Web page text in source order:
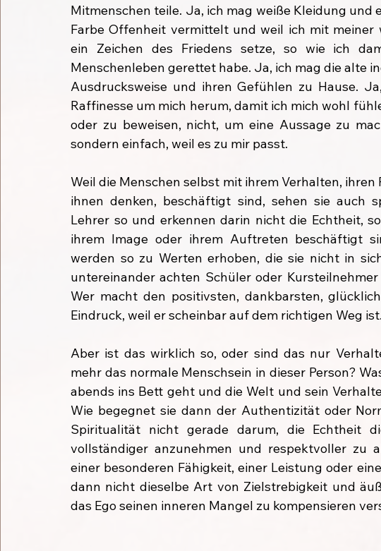
Mitmenschen teile. Ja, ich mag weiße Kleidung und
Farbe Offenheit vermittelt und weil ich mit meiner
ein Zeichen des Friedens setze, so wie ich
Menschenleben gerettet habe. Ja, ich mag die alte
Ausdrucksweise und ihren Gefühlen zu Hause.
Raffinesse um mich herum, damit ich mich wohl
oder zu beweisen, nicht, um eine Aussage zu
sondern einfach, weil es zu mir passt.
Weil die Menschen selbst mit ihrem Verhalten,
ihnen denken, beschäftigt sind, sehen sie auch
Lehrer so und erkennen darin nicht die Echtheit,
ihrem Image oder ihrem Auftreten beschäftigt
werden so zu Werten erhoben, die sie nicht in
untereinander achten Schüler oder
Wer macht den positivsten, dankbarsten,
Eindruck, weil er scheinbar auf dem richtigen Weg ist.
Aber ist das wirklich so, oder sind das nur
mehr das normale Menschsein in dieser Person?
abends ins Bett geht und die Welt und sein
Wie begegnet sie dann der Authentizität oder
Spiritualität nicht gerade darum, die Echtheit
vollständiger anzunehmen und respektvoller zu
einer besonderen Fähigkeit, einer Leistung oder
dann nicht dieselbe Art von Zielstrebigkeit und
das Ego seinen inneren Mangel zu kompensieren